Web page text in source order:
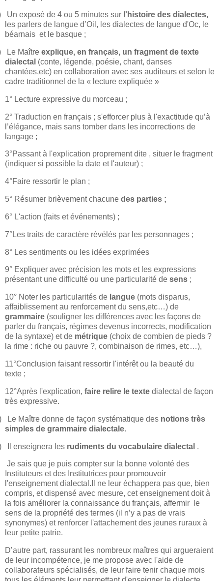
Un exposé de 4 ou 5 minutes sur l'histoire des dialectes,
les parlers de langue d’Oil, les dialectes de langue d'Oc, le
béarnais et le basque ;
Le Maître explique, en français, un fragment de texte
dialectal (conte, légende, poésie, chant, danses
chantées,etc) en collaboration avec ses auditeurs et selon le
cadre traditionnel de la « lecture expliquée »
1° Lecture expressive du morceau ;
2° Traduction en français ; s'efforcer plus à l'exactitude qu’à
l’élégance, mais sans tomber dans les incorrections de
langage ;
3°Passant à l'explication proprement dite , situer le fragment
(indiquer si possible la date et l'auteur) ;
4°Faire ressortir le plan ;
5° Résumer brièvement chacune des parties ;
6° L'action (faits et événements) ;
7°Les traits de caractère révélés par les personnages ;
8° Les sentiments ou les idées exprimées
9° Expliquer avec précision les mots et les expressions
présentant une difficulté ou une particularité de sens ;
10° Noter les particularités de langue (mots disparus,
affaiblissement au renforcement du sens,etc…) de
grammaire (souligner les différences avec les façons de
parler du français, régimes devenus incorrects, modification
de la syntaxe) et de métrique (choix de combien de pieds ?
la rime : riche ou pauvre ?, combinaison de rimes, etc…),
11°Conclusion faisant ressortir l'intérêt ou la beauté du
texte ;
12°Après l'explication, faire relire le texte dialectal de façon
très expressive.
Le Maître donne de façon systématique des notions très
simples de grammaire dialectale.
Il enseignera les rudiments du vocabulaire dialectal .
Je sais que je puis compter sur la bonne volonté des
Instituteurs et des Institutrices pour promouvoir
l'enseignement dialectal.Il ne leur échappera pas que, bien
compris, et dispensé avec mesure, cet enseignement doit à
la fois améliorer la connaissance du français, affermir
le
sens de la propriété des termes (il n’y a pas de vrais
synonymes) et renforcer l'attachement des jeunes ruraux à
leur petite patrie.
D’autre part, rassurant les nombreux maîtres qui argueraient
de leur incompétence, je me propose avec l'aide de
collaborateurs spécialisés, de leur faire tenir chaque mois